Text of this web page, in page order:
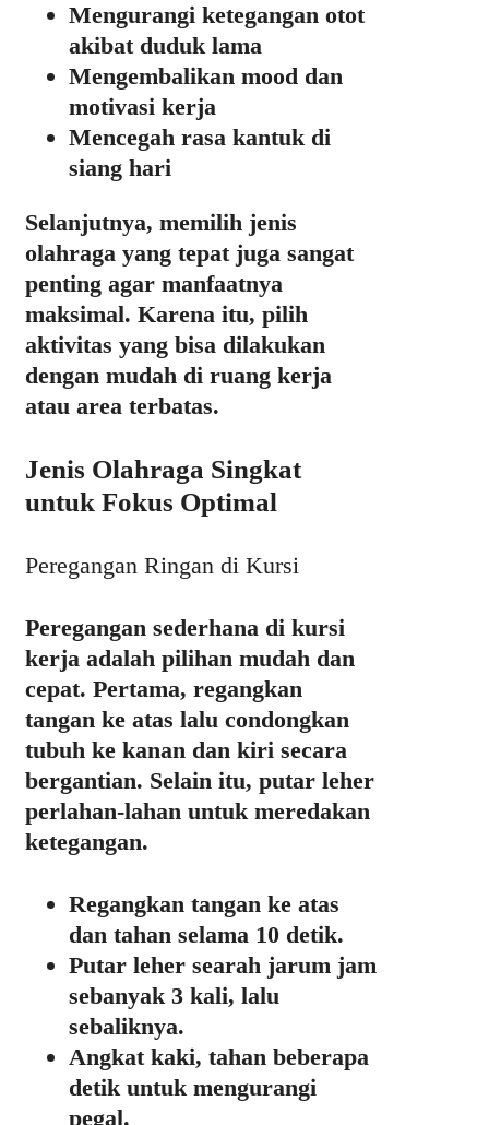
Mengurangi ketegangan otot
akibat duduk lama
Mengembalikan mood dan
motivasi kerja
Mencegah rasa kantuk di
siang hari
Selanjutnya, memilih jenis
olahraga yang tepat juga sangat
penting agar manfaatnya
maksimal. Karena itu, pilih
aktivitas yang bisa dilakukan
dengan mudah di ruang kerja
atau area terbatas.
Jenis Olahraga Singkat
untuk Fokus Optimal
Peregangan Ringan di Kursi
Peregangan sederhana di kursi
kerja adalah pilihan mudah dan
cepat. Pertama, regangkan
tangan ke atas lalu condongkan
tubuh ke kanan dan kiri secara
bergantian. Selain itu, putar leher
perlahan-lahan untuk meredakan
ketegangan.
Regangkan tangan ke atas
dan tahan selama 10 detik.
Putar leher searah jarum jam
sebanyak 3 kali, lalu
sebaliknya.
Angkat kaki, tahan beberapa
detik untuk mengurangi
pegal.